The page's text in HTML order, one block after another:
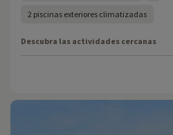
2 piscinas exteriores climatizadas
Descubra las actividades cercanas